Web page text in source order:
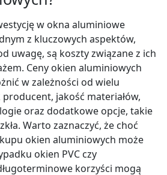
w okna aluminiowe
z kluczowych aspektów,
uwagę, są koszty związane z ich
Ceny okien aluminiowych
w zależności od wielu
jakość materiałów,
oraz dodatkowe opcje, takie
Warto zaznaczyć, że choć
okien aluminiowych może
okien PVC czy
korzyści mogą